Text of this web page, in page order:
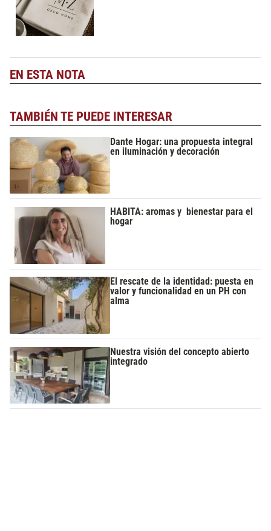
EN ESTA NOTA
TAMBIÉN TE PUEDE INTERESAR
Dante Hogar: una propuesta integral
en iluminación y decoración
HABITA: aromas y bienestar para el
hogar
El rescate de la identidad: puesta en
valor y funcionalidad en un PH con
alma
Nuestra visión del concepto abierto
integrado